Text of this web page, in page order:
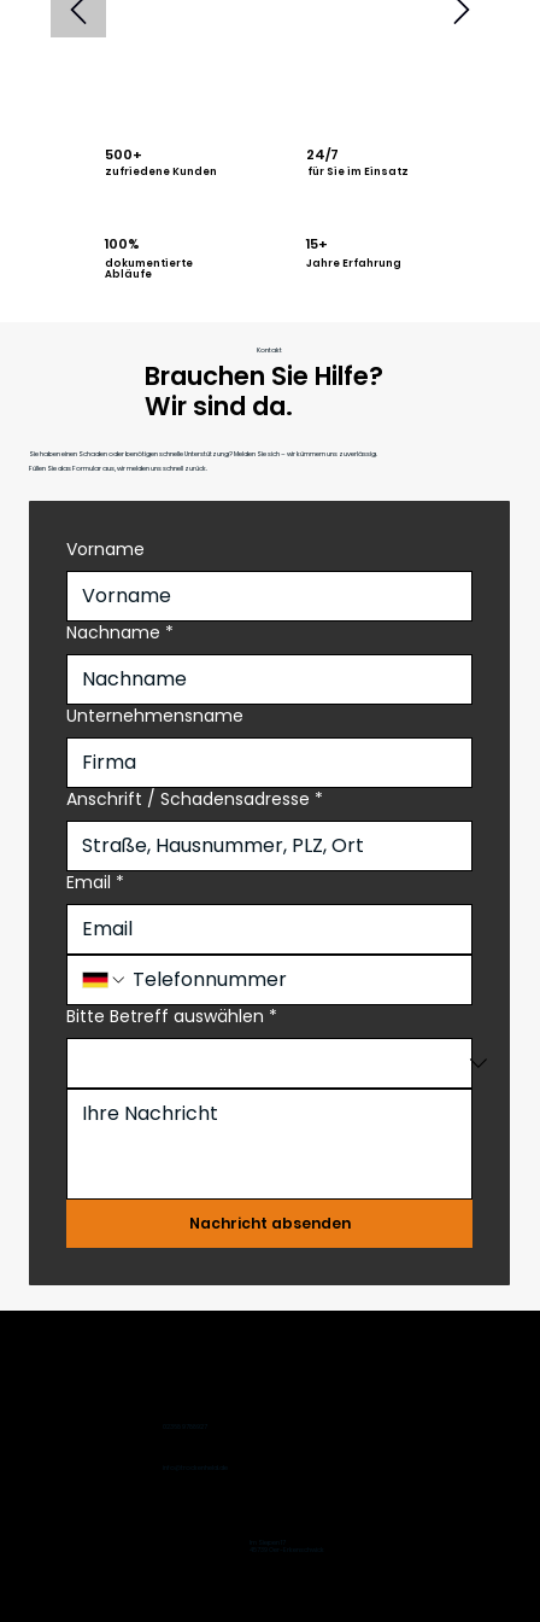
500+
zufriedene Kunden
24/7
für Sie im Einsatz
100%
dokumentierte
Abläufe
15+
Jahre Erfahrung
Vorname
Nachname *
Unternehmensname
Anschrift / Schadensadresse *
Email *
Bitte Betreff auswählen *
Nachricht absenden
Kontakt
Brauchen Sie Hilfe?
Wir sind da.
Sie haben einen Schaden oder benötigen schnelle Unterstützung? Melden Sie sich – wir kümmern uns zuverlässig.
Füllen Sie das Formular aus, wir melden uns schnell zurück.
info@trockenheld.de
Im Siepen 17